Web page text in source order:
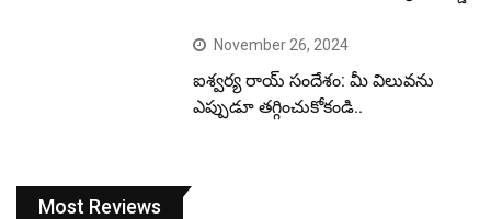
November 26, 2024
ఐశ్వర్య రాయ్ సందేశం: మీ విలువను
ఎప్పుడూ తగ్గించుకోకండి..
Most Reviews